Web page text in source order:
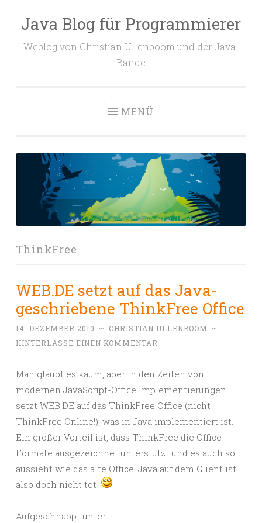
Zum
springen
Java Blog für Programmierer
Weblog von Christian Ullenboom und der Java-
Bande
MENÜ
ThinkFree
WEB.DE setzt auf das Java-
geschriebene ThinkFree Office
14. DEZEMBER 2010 ~ CHRISTIAN ULLENBOOM
~
HINTERLASSE EINEN KOMMENTAR
Man glaubt es kaum, aber in den Zeiten von
modernen JavaScript-Office Implementierungen
setzt WEB.DE auf das ThinkFree Office (nicht
ThinkFree Online!), was in Java implementiert ist.
Ein großer Vorteil ist, dass ThinkFree die Office-
Formate ausgezeichnet unterstützt und es auch so
aussieht wie das alte Office. Java auf dem Client ist
also doch nicht tot
.
Aufgeschnappt unter